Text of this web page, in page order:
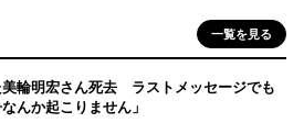
一覧を見る
輪明宏さん死去 ラストメッセージでも
んか起こりません」